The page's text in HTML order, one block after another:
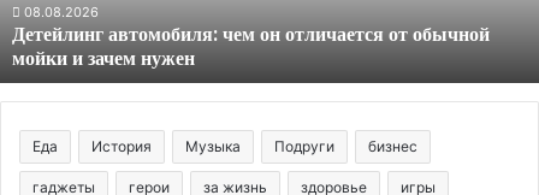
мойки
зачем
нужен
08.08.2026
Детейлинг автомобиля: чем он отличается от обычной
мойки и зачем нужен
Еда История Музыка Подруги бизнес
гаджеты герои за жизнь здоровье игры